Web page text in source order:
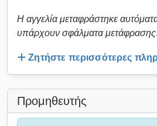
Η αγγελία μεταφράστηκε
υπάρχουν σφάλματα
Ζητήστε περισσότερες
Προμηθευτής